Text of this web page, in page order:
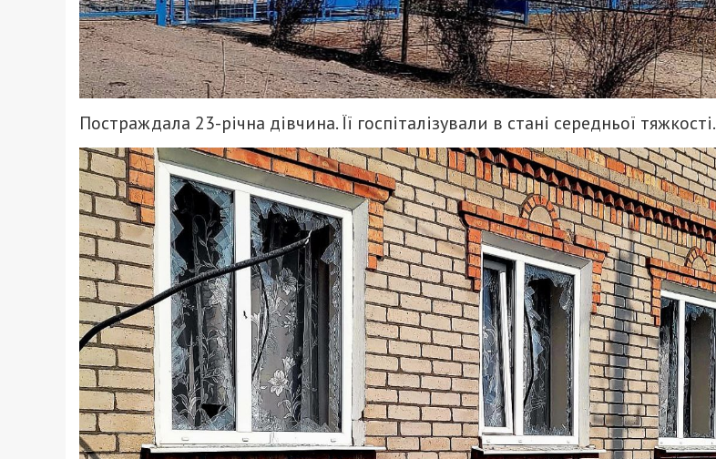
Постраждала 23-річна дівчина. Її госпіталізували в стані середньої тяжкості.